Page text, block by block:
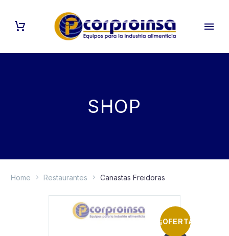
SHOP
Home Restaurantes Canastas Freidoras
¡OFERTA!